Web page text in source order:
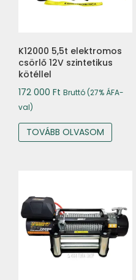
K12000 5,5t elektromos
csörlő 12V szintetikus
kötéllel
172 000 Ft Bruttó (27% ÁFA-
val)
TOVÁBB OLVASOM